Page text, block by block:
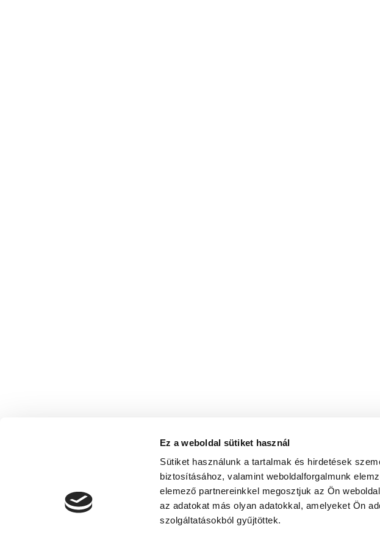
Ez a weboldal sütiket használ
Sütiket használunk a tartalmak és hirdetések
biztosításához, valamint weboldalforgalmunk
elemező partnereinkkel megosztjuk az Ön
az adatokat más olyan adatokkal, amelyeket Ön
szolgáltatásokból gyűjtöttek.